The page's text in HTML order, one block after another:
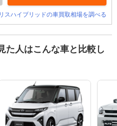
スハイブリッドの車買取相場を調べる
た人はこんな車と比較し